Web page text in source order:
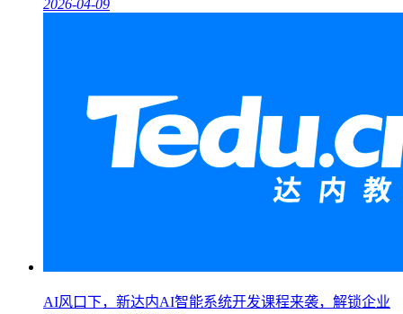
2026-04-09
AI风口下，新达内AI智能系统开发课程来袭，解锁企业